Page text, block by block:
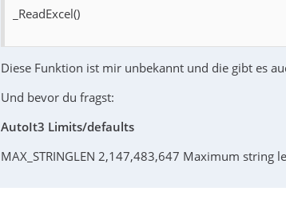
_ReadExcel()
Diese Funktion ist mir unbekannt und die gibt es
Und bevor du fragst:
AutoIt3 Limits/defaults
MAX_STRINGLEN 2,147,483,647 Maximum string